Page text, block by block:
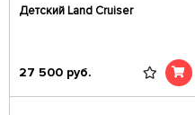
Детский Land Cruiser
27 500 руб.